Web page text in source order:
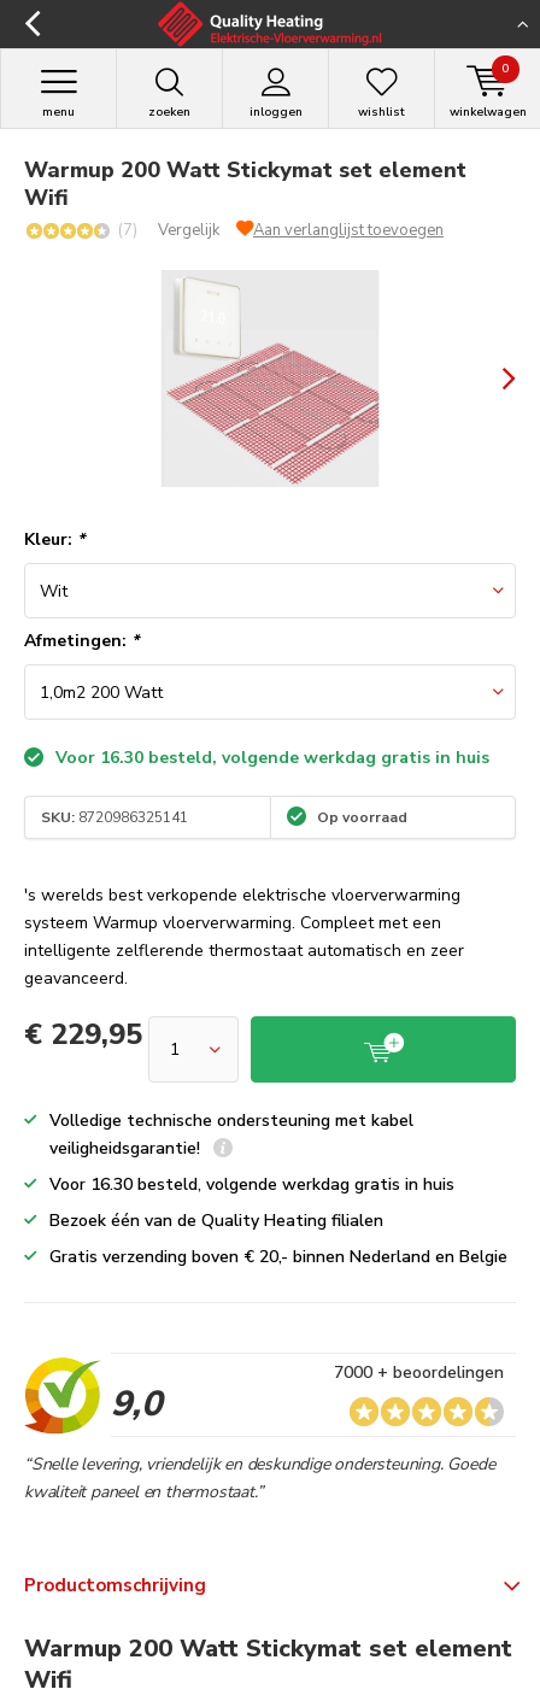
zoeken inloggen
menu wishlist winkelwagen
0
Warmup 200 Watt Stickymat set element
Wifi
(7) Vergelijk Aan verlanglijst toevoegen
Kleur: *
Afmetingen: *
Voor 16.30 besteld, volgende werkdag gratis in huis
SKU: 8720986325141 Op voorraad
's werelds best verkopende elektrische vloerverwarming
systeem Warmup vloerverwarming. Compleet met een
intelligente zelflerende thermostaat automatisch en zeer
geavanceerd.
€ 229,95
Volledige technische ondersteuning met kabel
veiligheidsgarantie!
Voor 16.30 besteld, volgende werkdag gratis in huis
Bezoek één van de Quality Heating filialen
Gratis verzending boven € 20,- binnen Nederland en Belgie
9,0
7000 + beoordelingen
“Snelle levering, vriendelijk en deskundige ondersteuning. Goede
kwaliteit paneel en thermostaat.”
Productomschrijving
Warmup 200 Watt Stickymat set element
Wifi